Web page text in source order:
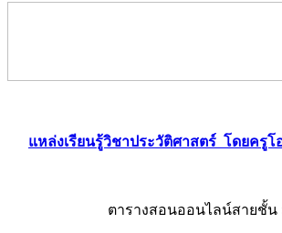
แหล่งเรียนรู้วิชาประวัติศาสตร์ โดยครู
ตารางสอนออนไลน์สายชั้น